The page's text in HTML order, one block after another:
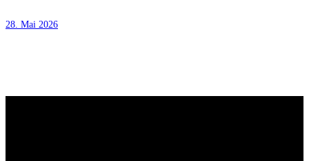
28. Mai 2026